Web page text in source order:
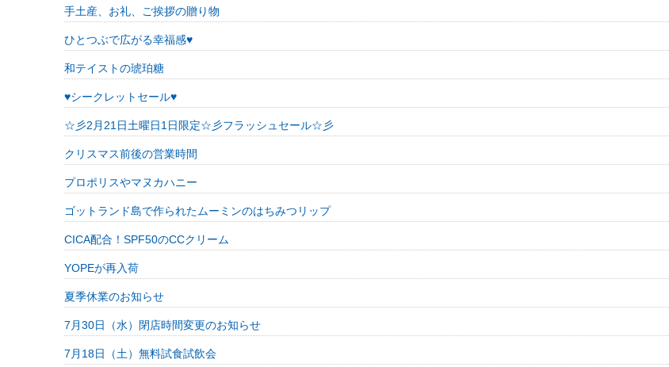
手土産、お礼、ご挨拶の贈り物
ひとつぶで広がる幸福感♥
和テイストの琥珀糖
♥シークレットセール♥
☆彡2月21日土曜日1日限定☆彡フラッシュセール☆彡
クリスマス前後の営業時間
プロポリスやマヌカハニー
ゴットランド島で作られたムーミンのはちみつリップ
CICA配合！SPF50のCCクリーム
YOPEが再入荷
夏季休業のお知らせ
7月30日（水）閉店時間変更のお知らせ
7月18日（土）無料試食試飲会